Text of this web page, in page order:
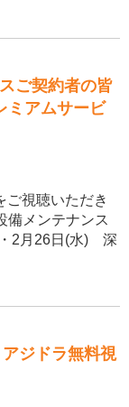
ご契約者の皆
ミアムサービ
ご視聴いただき
備メンテナンス
2月26日(水) 深
ジドラ無料視